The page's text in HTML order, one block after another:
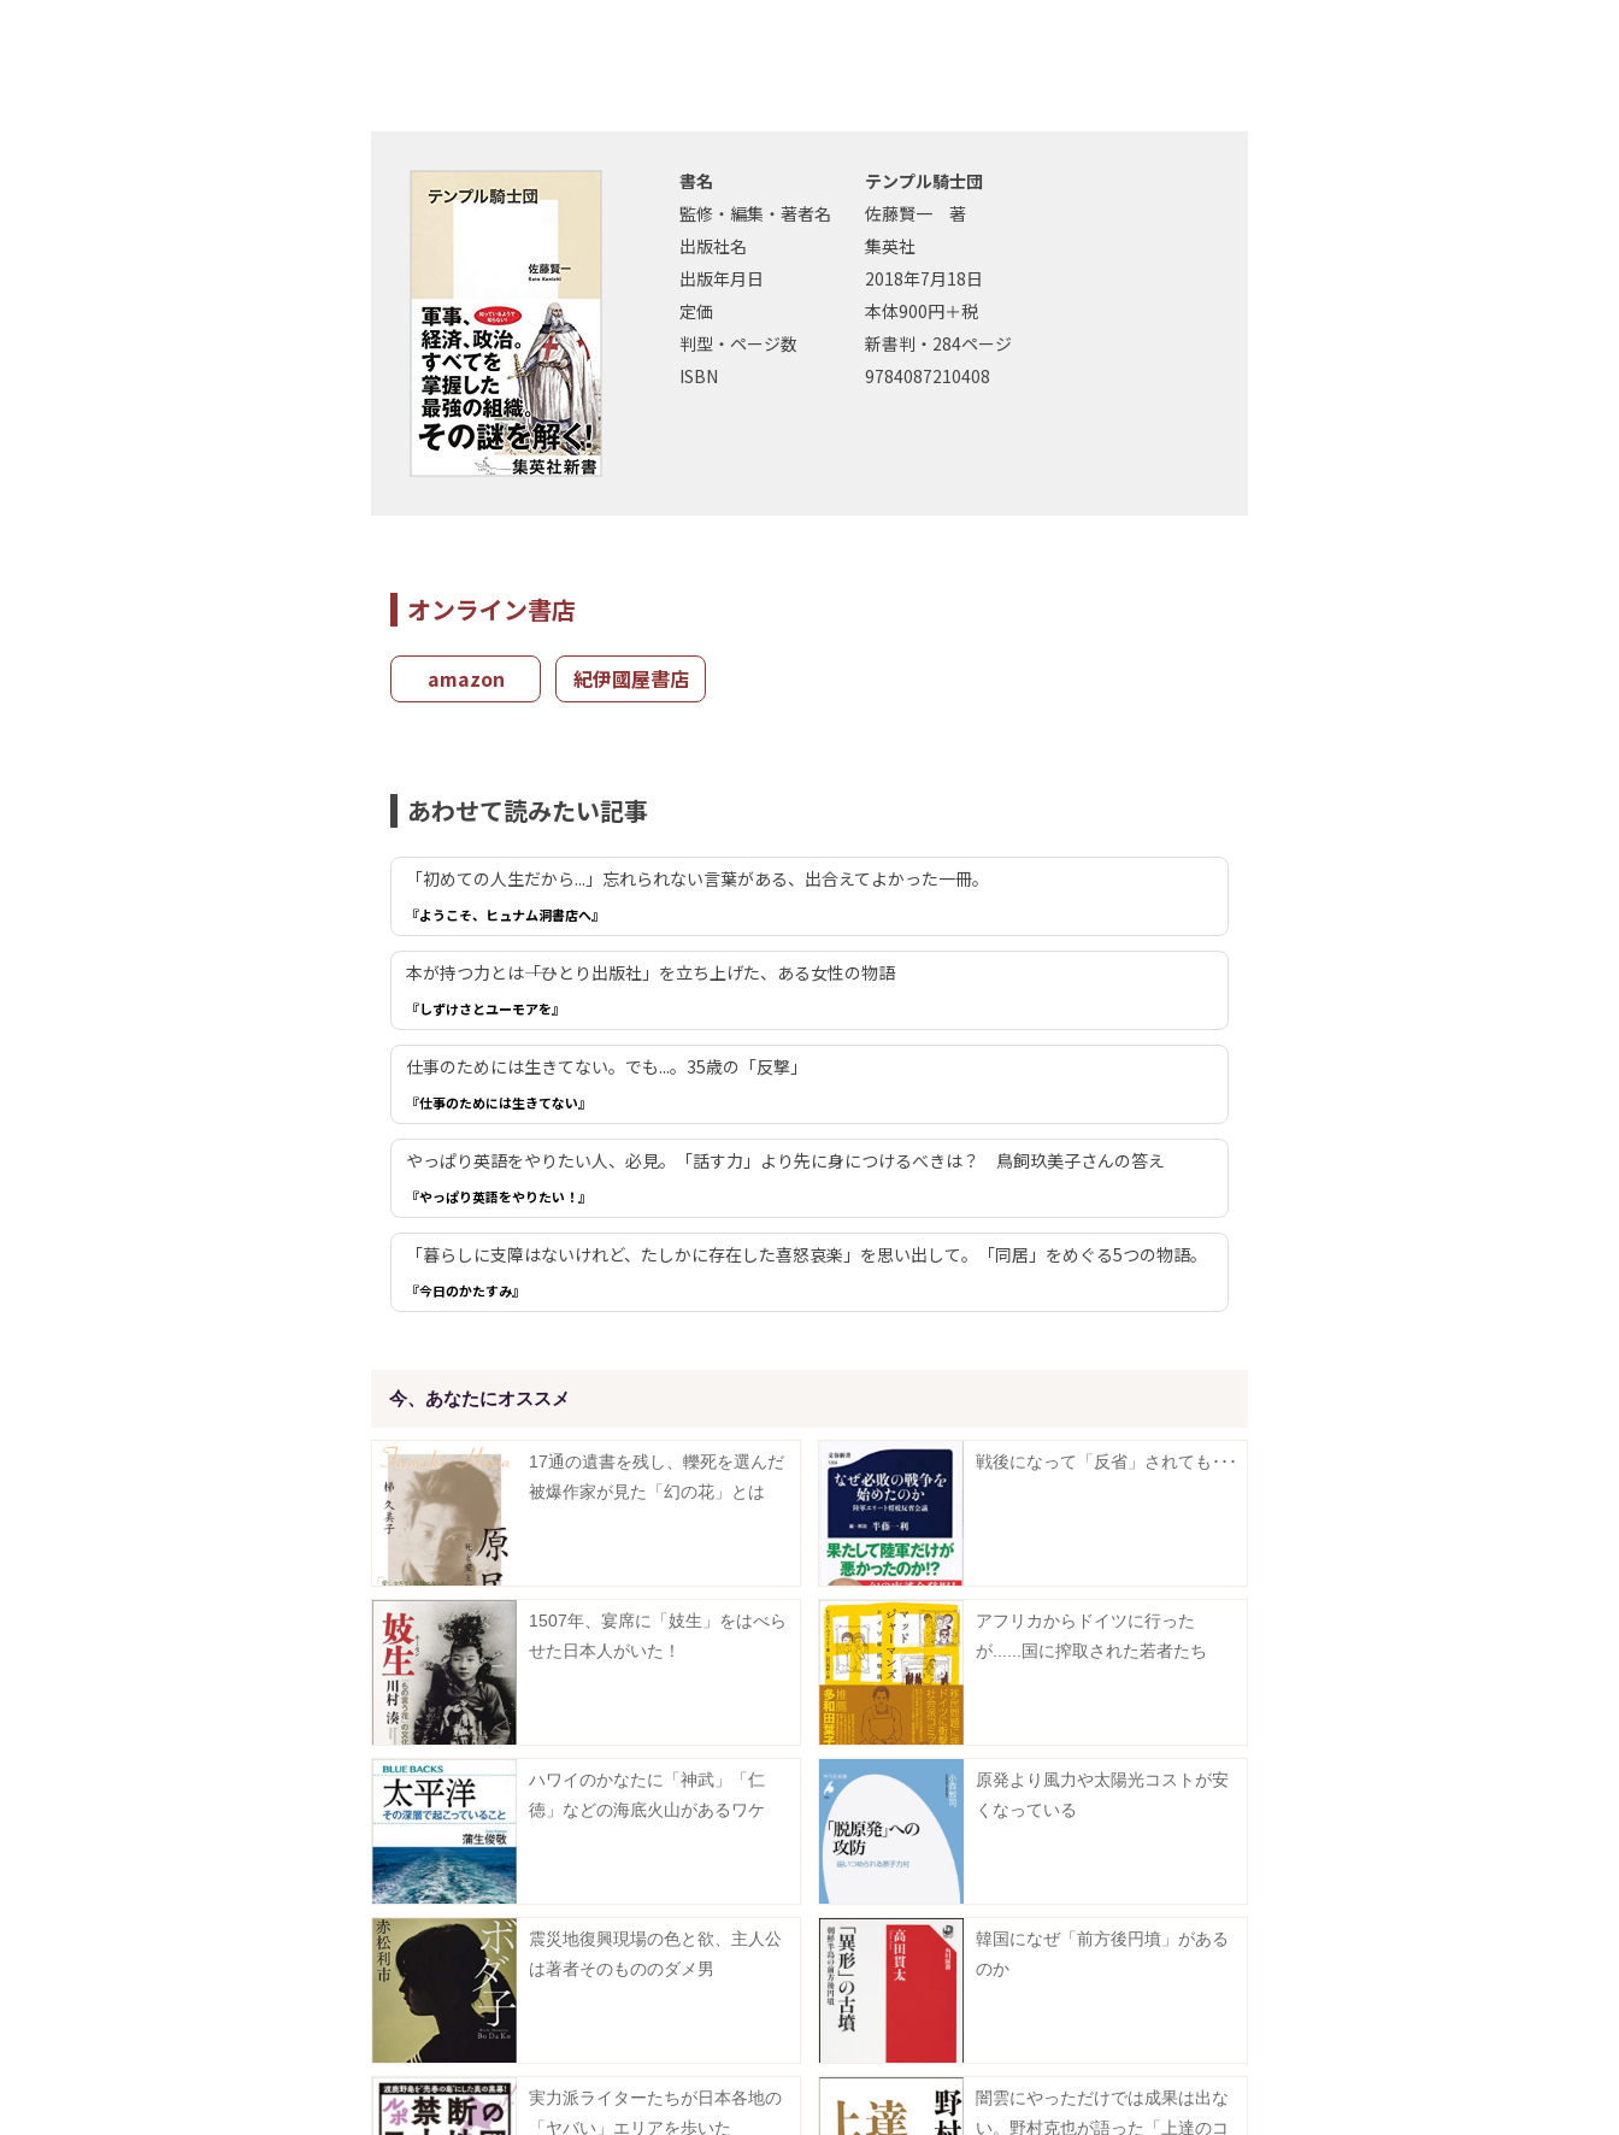
書名
テンプル騎士団
監修・編集・著者名
佐藤賢一 著
出版社名
集英社
出版年月日
2018年7月18日
定価
本体900円＋税
判型・ページ数
新書判・284ページ
ISBN
9784087210408
オンライン書店
amazon 紀伊國屋書店
あわせて読みたい記事
「初めての人生だから...」忘れられない言葉がある、出合えてよかった一冊。
『ようこそ、ヒュナム洞書店へ』
本が持つ力とは――「ひとり出版社」を立ち上げた、ある女性の物語
『しずけさとユーモアを』
仕事のためには生きてない。でも...。35歳の「反撃」
『仕事のためには生きてない』
やっぱり英語をやりたい人、必見。「話す力」より先に身につけるべきは？ 鳥飼玖美子さんの答え
『やっぱり英語をやりたい！』
「暮らしに支障はないけれど、たしかに存在した喜怒哀楽」を思い出して。「同居」をめぐる5つの物語。
『今日のかたすみ』
今、あなたにオススメ
17通の遺書を残し、轢死を選んだ
被爆作家が見た「幻の花」とは
戦後になって「反省」されても･･･
1507年、宴席に「妓生」をはべら
せた日本人がいた！
アフリカからドイツに行った
が......国に搾取された若者たち
ハワイのかなたに「神武」「仁
徳」などの海底火山があるワケ
原発より風力や太陽光コストが安
くなっている
震災地復興現場の色と欲、主人公
は著者そのもののダメ男
韓国になぜ「前方後円墳」がある
のか
実力派ライターたちが日本各地の
「ヤバい」エリアを歩いた
闇雲にやっただけでは成果は出な
い。野村克也が語った「上達のコ